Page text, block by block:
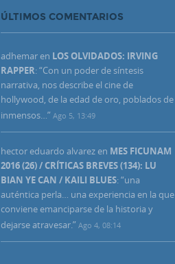
ÚLTIMOS COMENTARIOS
adhemaren LOS OLVIDADOS: IRVING
RAPPER: “Con un poder de síntesis
narrativa, nos describe el cine de
hollywood, de la edad de oro, poblados de
inmensos…” Ago 5, 13:49
hector eduardo alvarezen MES FICUNAM
2016 (26) / CRÍTICAS BREVES (134): LU
BIAN YE CAN / KAILI BLUES: “una
auténtica perla… una experiencia en la que
conviene emanciparse de la historia y
dejarse atravesar.” Ago 4, 08:14